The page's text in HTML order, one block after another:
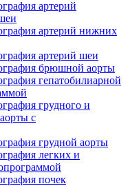
артерий
артерий нижних
артерий шеи
брюшной аорты
гепатобилиарной
грудного и
с
грудной аорты
легких и
почек